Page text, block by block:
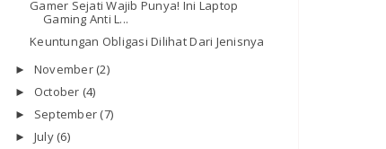
Gamer Sejati Wajib Punya! Ini Laptop
Gaming Anti L...
Keuntungan Obligasi Dilihat Dari Jenisnya
► November (2)
► October (4)
► September (7)
► July (6)